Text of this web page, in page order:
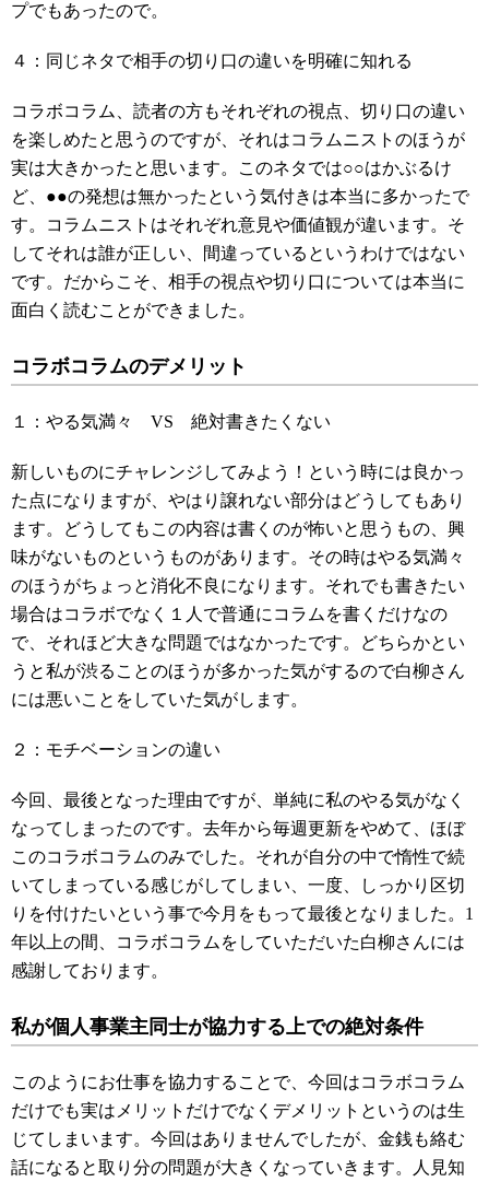
プでもあったので。
４：同じネタで相手の切り口の違いを明確に知れる
コラボコラム、読者の方もそれぞれの視点、切り口の違い
を楽しめたと思うのですが、それはコラムニストのほうが
実は大きかったと思います。このネタでは○○はかぶるけ
ど、●●の発想は無かったという気付きは本当に多かったで
す。コラムニストはそれぞれ意見や価値観が違います。そ
してそれは誰が正しい、間違っているというわけではない
です。だからこそ、相手の視点や切り口については本当に
面白く読むことができました。
コラボコラムのデメリット
１：やる気満々 VS 絶対書きたくない
新しいものにチャレンジしてみよう！という時には良かっ
た点になりますが、やはり譲れない部分はどうしてもあり
ます。どうしてもこの内容は書くのが怖いと思うもの、興
味がないものというものがあります。その時はやる気満々
のほうがちょっと消化不良になります。それでも書きたい
場合はコラボでなく１人で普通にコラムを書くだけなの
で、それほど大きな問題ではなかったです。どちらかとい
うと私が渋ることのほうが多かった気がするので白柳さん
には悪いことをしていた気がします。
２：モチベーションの違い
今回、最後となった理由ですが、単純に私のやる気がなく
なってしまったのです。去年から毎週更新をやめて、ほぼ
このコラボコラムのみでした。それが自分の中で惰性で続
いてしまっている感じがしてしまい、一度、しっかり区切
りを付けたいという事で今月をもって最後となりました。1
年以上の間、コラボコラムをしていただいた白柳さんには
感謝しております。
私が個人事業主同士が協力する上での絶対条件
このようにお仕事を協力することで、今回はコラボコラム
だけでも実はメリットだけでなくデメリットというのは生
じてしまいます。今回はありませんでしたが、金銭も絡む
話になると取り分の問題が大きくなっていきます。人見知